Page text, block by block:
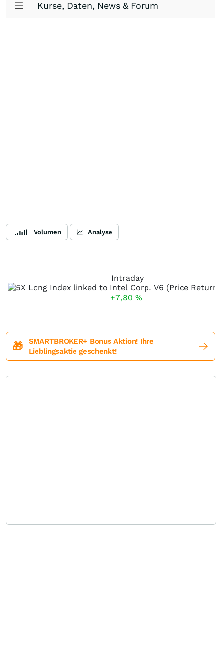
Kurse, Daten, News & Forum
Volumen Analyse
Intraday
+7,80 %
🎁
SMARTBROKER+ Bonus Aktion! Ihre
Lieblingsaktie geschenkt!